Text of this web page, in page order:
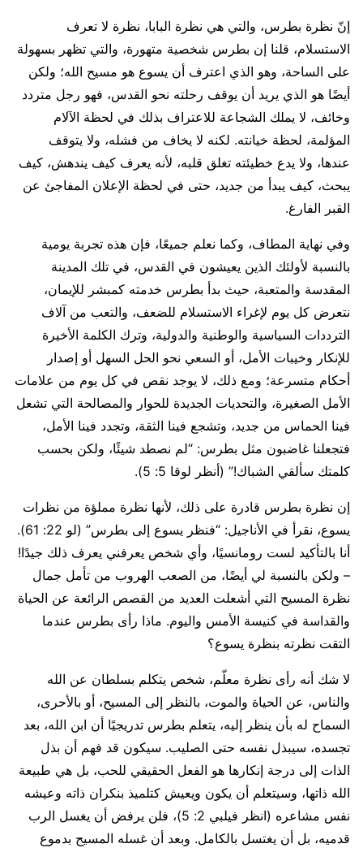
إنّ نظرة بطرس، والتي هي نظرة البابا، نظرة لا تعرف
الاستسلام، قلنا إن بطرس شخصية متهورة، والتي تظهر بسهولة
على الساحة، وهو الذي اعترف أن يسوع هو مسيح الله؛ ولكن
أيضًا هو الذي يريد أن يوقف رحلته نحو القدس، فهو رجل متردد
وخائف، لا يملك الشجاعة للاعتراف بذلك في لحظة الآلام
المؤلمة، لحظة خيانته. لكنه لا يخاف من فشله، ولا يتوقف
عندها، ولا يدع خطيئته تغلق قلبه، لأنه يعرف كيف يندهش، كيف
يبحث، كيف يبدأ من جديد، حتى في لحظة الإعلان المفاجئ عن
القبر الفارغ.
وفي نهاية المطاف، وكما نعلم جميعًا، فإن هذه تجربة يومية
بالنسبة لأولئك الذين يعيشون في القدس، في تلك المدينة
المقدسة والمتعبة، حيث بدأ بطرس خدمته كمبشر للإيمان،
نتعرض كل يوم لإغراء الاستسلام للضعف، والتعب من آلاف
الترددات السياسية والوطنية والدولية، وترك الكلمة الأخيرة
للإنكار وخيبات الأمل، أو السعي نحو الحل السهل أو إصدار
أحكام متسرعة؛ ومع ذلك، لا يوجد نقص في كل يوم من علامات
الأمل الصغيرة، والتحديات الجديدة للحوار والمصالحة التي تشعل
فينا الحماس من جديد، وتشجع فينا الثقة، وتجدد فينا الأمل،
فتجعلنا غاضبون مثل بطرس: “لم نصطد شيئًا، ولكن بحسب
كلمتك سألقي الشباك!” (أنظر لوقا 5: 5).
إن نظرة بطرس قادرة على ذلك، لأنها نظرة مملؤة من نظرات
يسوع، نقرأ في الأناجيل: “فنظر يسوع إلى بطرس” (لو 22: 61).
أنا بالتأكيد لست رومانسيًا، وأي شخص يعرفني يعرف ذلك جيدًا!
– ولكن بالنسبة لي أيضًا، من الصعب الهروب من تأمل جمال
نظرة المسيح التي أشعلت العديد من القصص الرائعة عن الحياة
والقداسة في كنيسة الأمس واليوم. ماذا رأى بطرس عندما
التقت نظرته بنظرة يسوع؟
لا شك أنه رأى نظرة معلّم، شخص يتكلم بسلطان عن الله
والناس، عن الحياة والموت، بالنظر إلى المسيح، أو بالأحرى،
السماح له بأن ينظر إليه، يتعلم بطرس تدريجيًا أن ابن الله، بعد
تجسده، سيبذل نفسه حتى الصليب. سيكون قد فهم أن بذل
الذات إلى درجة إنكارها هو الفعل الحقيقي للحب، بل هي طبيعة
الله ذاتها، وسيتعلم أن يكون ويعيش كتلميذ بنكران ذاته وعيشه
نفس مشاعره (انظر فيلبي 2: 5)، فلن يرفض أن يغسل الرب
قدميه، بل أن يغتسل بالكامل. وبعد أن غسله المسيح بدموع